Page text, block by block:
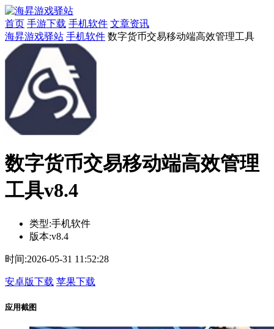
首页 手游下载 手机软件 文章资讯
海昇游戏驿站 手机软件 数字货币交易移动端高效管理工具
数字货币交易移动端高效管理
工具v8.4
类型:手机软件
版本:v8.4
时间:2026-05-31 11:52:28
安卓版下载 苹果下载
应用截图